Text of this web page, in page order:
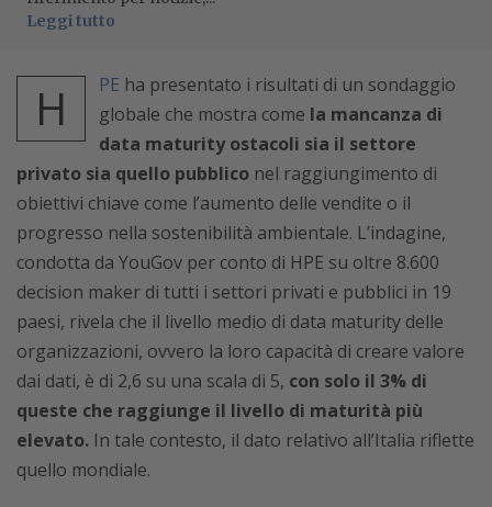
Leggi tutto
H PE ha presentato i risultati di un sondaggio
globale che mostra come la mancanza di
data maturity ostacoli sia il settore
privato sia quello pubblico nel raggiungimento di
obiettivi chiave come l’aumento delle vendite o il
progresso nella sostenibilità ambientale. L’indagine,
condotta da YouGov per conto di HPE su oltre 8.600
decision maker di tutti i settori privati e pubblici in 19
paesi, rivela che il livello medio di data maturity delle
organizzazioni, ovvero la loro capacità di creare valore
dai dati, è di 2,6 su una scala di 5, con solo il 3% di
queste che raggiunge il livello di maturità più
elevato. In tale contesto, il dato relativo all’Italia riflette
quello mondiale.